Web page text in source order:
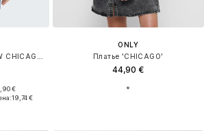
€
19,74 €
ONLY
Платье 'CHICAGO'
44,90 €